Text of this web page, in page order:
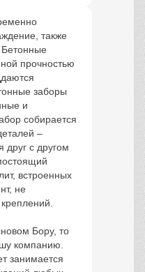
также
прочностью
заборы
и
собирается
–
друг с другом
встроенных
не
Бору, то
компанию.
занимается